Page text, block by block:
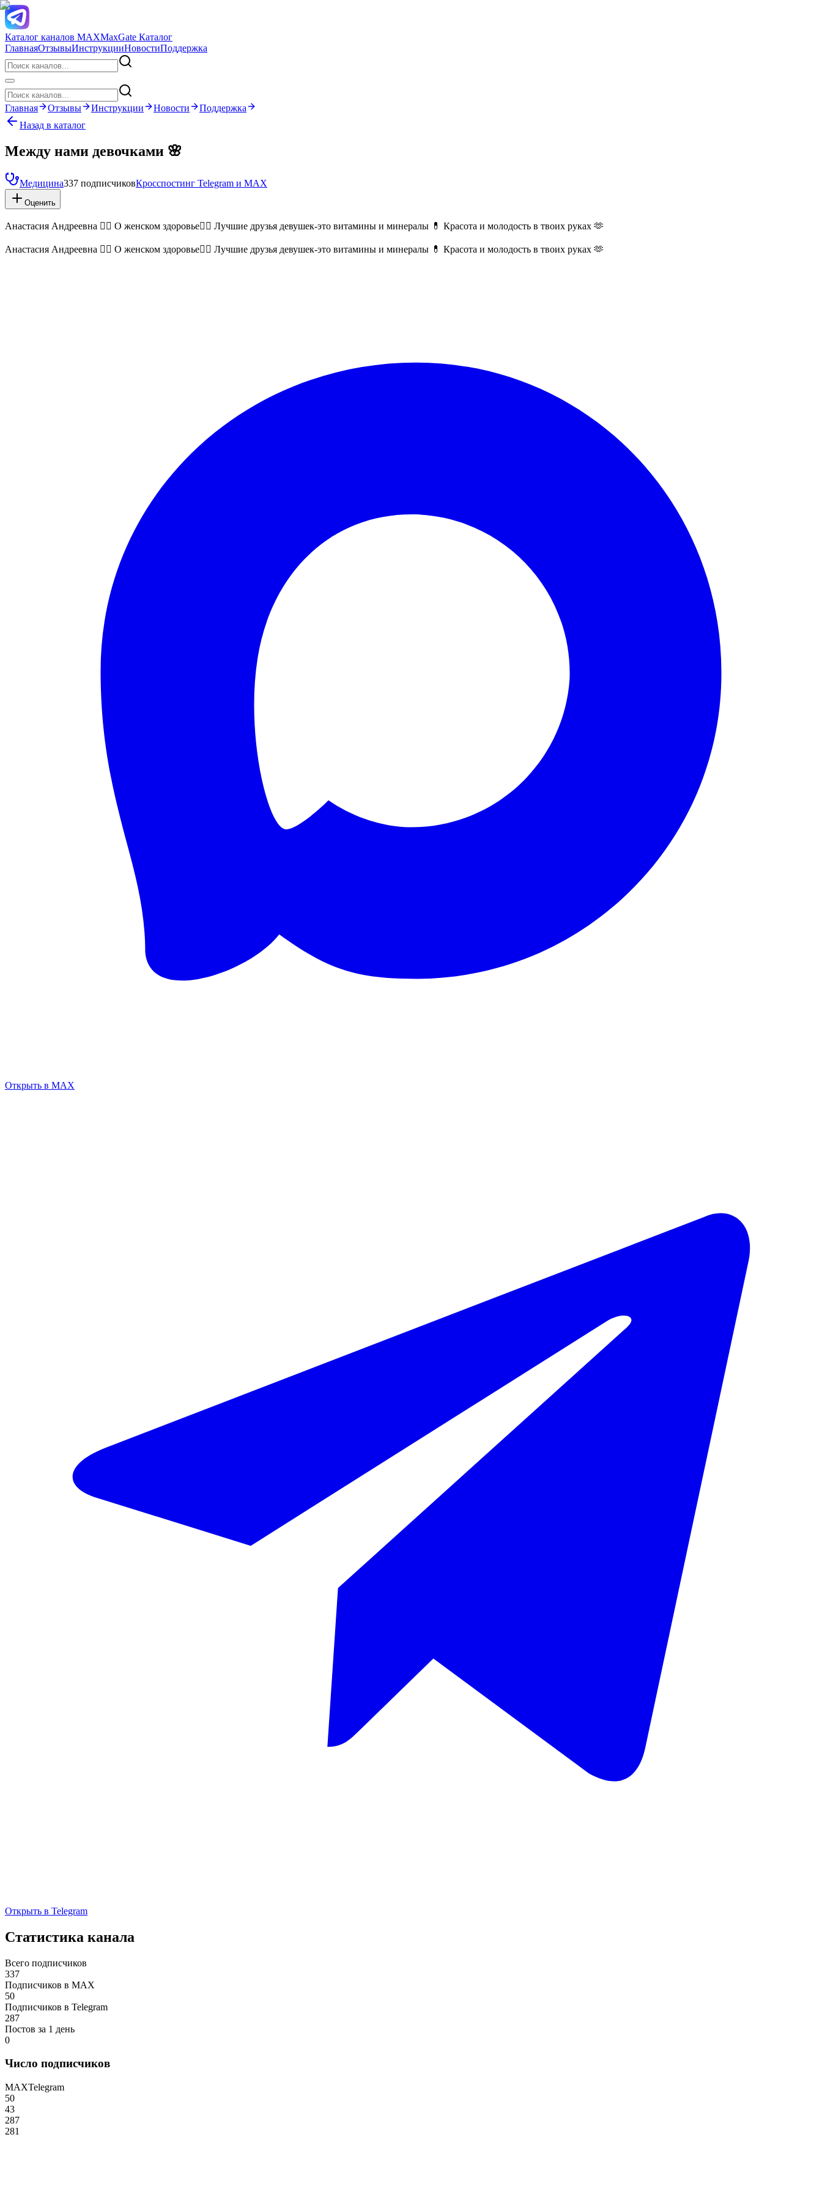
Каталог каналов MAXMaxGate Каталог
ГлавнаяОтзывыИнструкцииНовостиПоддержка
Главная Отзывы Инструкции Новости
Поддержка
Назад в каталог
Между нами девочками 🌸
Медицина337 подписчиковКросспостинг Telegram и MAX
Оценить
Анастасия Андреевна 👩‍⚕️ О женском здоровье🧏‍♀️ Лучшие друзья девушек-это витамины и минералы 💊 Красота и молодость в твоих руках 🫶
Анастасия Андреевна 👩‍⚕️ О женском здоровье🧏‍♀️ Лучшие друзья девушек-это витамины и минералы 💊 Красота и молодость в твоих руках 🫶
Открыть в MAX
Открыть в Telegram
Статистика канала
Всего подписчиков
337
Подписчиков в MAX
50
Подписчиков в Telegram
287
Постов за 1 день
0
Число подписчиков
MAXTelegram
50
43
287
281